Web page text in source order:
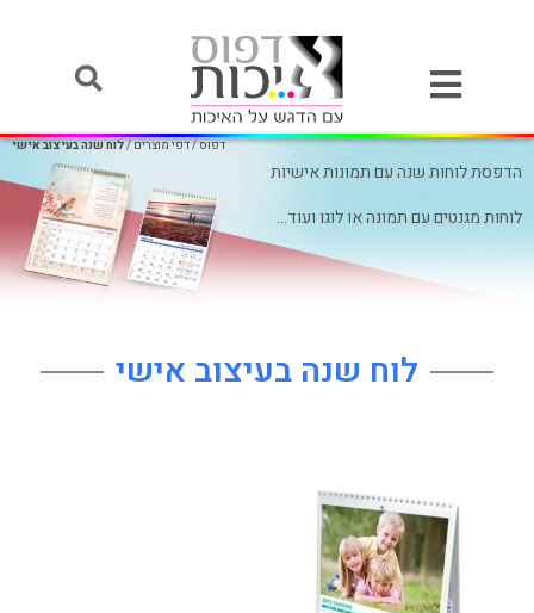
דפוס/דפי מוצרים/לוח שנה בעיצוב אישי
לוח שנה בעיצוב אישי
הדפסת לוחות שנה עם תמונות אישיות
לוחות מגנטים עם תמונה או לוגו ועוד…